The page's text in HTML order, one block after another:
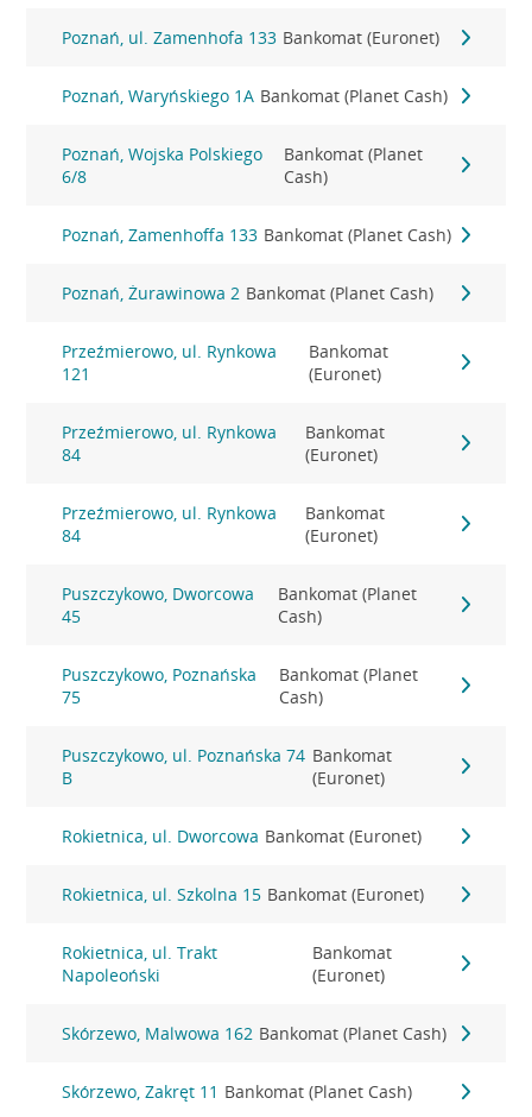
Poznań, ul. Zamenhofa 133 Bankomat (Euronet)
Poznań, Waryńskiego 1A Bankomat (Planet Cash)
Poznań, Wojska Polskiego
6/8
Bankomat (Planet
Cash)
Poznań, Zamenhoffa 133 Bankomat (Planet Cash)
Poznań, Żurawinowa 2 Bankomat (Planet Cash)
Przeźmierowo, ul. Rynkowa
121
Bankomat
(Euronet)
Przeźmierowo, ul. Rynkowa
84
Bankomat
(Euronet)
Przeźmierowo, ul. Rynkowa
84
Bankomat
(Euronet)
Puszczykowo, Dworcowa
45
Bankomat (Planet
Cash)
Puszczykowo, Poznańska
75
Bankomat (Planet
Cash)
Puszczykowo, ul. Poznańska 74
B
Bankomat
(Euronet)
Rokietnica, ul. Dworcowa Bankomat (Euronet)
Rokietnica, ul. Szkolna 15 Bankomat (Euronet)
Rokietnica, ul. Trakt
Napoleoński
Bankomat
(Euronet)
Skórzewo, Malwowa 162 Bankomat (Planet Cash)
Skórzewo, Zakręt 11 Bankomat (Planet Cash)